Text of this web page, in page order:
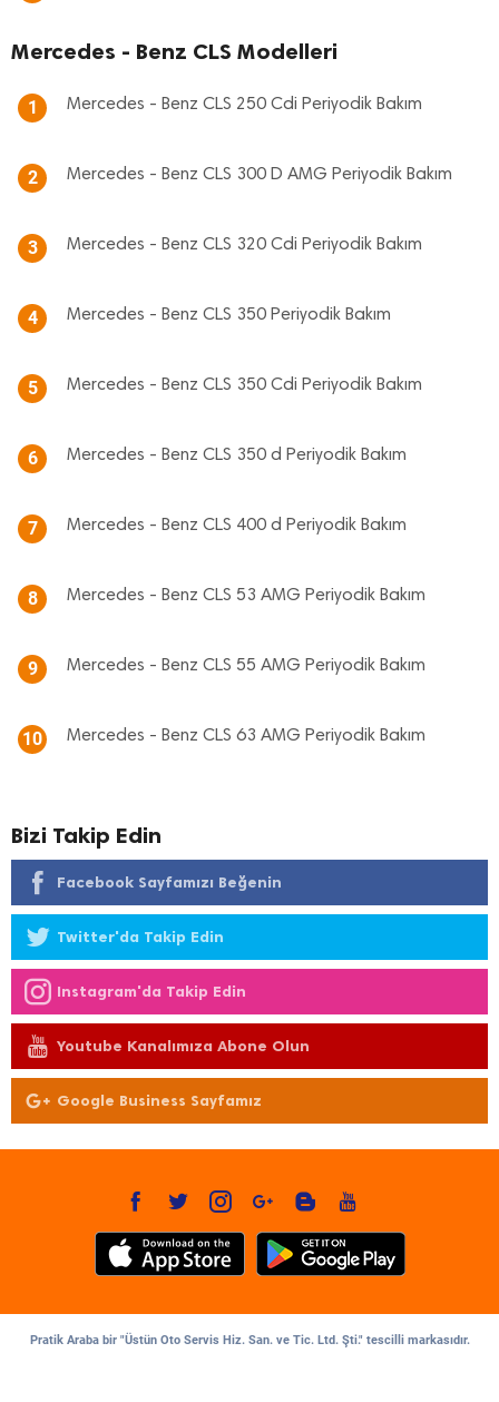
Mercedes - Benz CLS Modelleri
1 Mercedes - Benz CLS 250 Cdi Periyodik Bakım
2 Mercedes - Benz CLS 300 D AMG Periyodik Bakım
3 Mercedes - Benz CLS 320 Cdi Periyodik Bakım
4 Mercedes - Benz CLS 350 Periyodik Bakım
5 Mercedes - Benz CLS 350 Cdi Periyodik Bakım
6 Mercedes - Benz CLS 350 d Periyodik Bakım
7 Mercedes - Benz CLS 400 d Periyodik Bakım
8 Mercedes - Benz CLS 53 AMG Periyodik Bakım
9 Mercedes - Benz CLS 55 AMG Periyodik Bakım
10 Mercedes - Benz CLS 63 AMG Periyodik Bakım
Bizi Takip Edin
Facebook Sayfamızı Beğenin
Twitter'da Takip Edin
Instagram'da Takip Edin
Youtube Kanalımıza Abone Olun
Google Business Sayfamız
Pratik Araba bir "Üstün Oto Servis Hiz. San. ve Tic. Ltd. Şti." tescilli markasıdır.